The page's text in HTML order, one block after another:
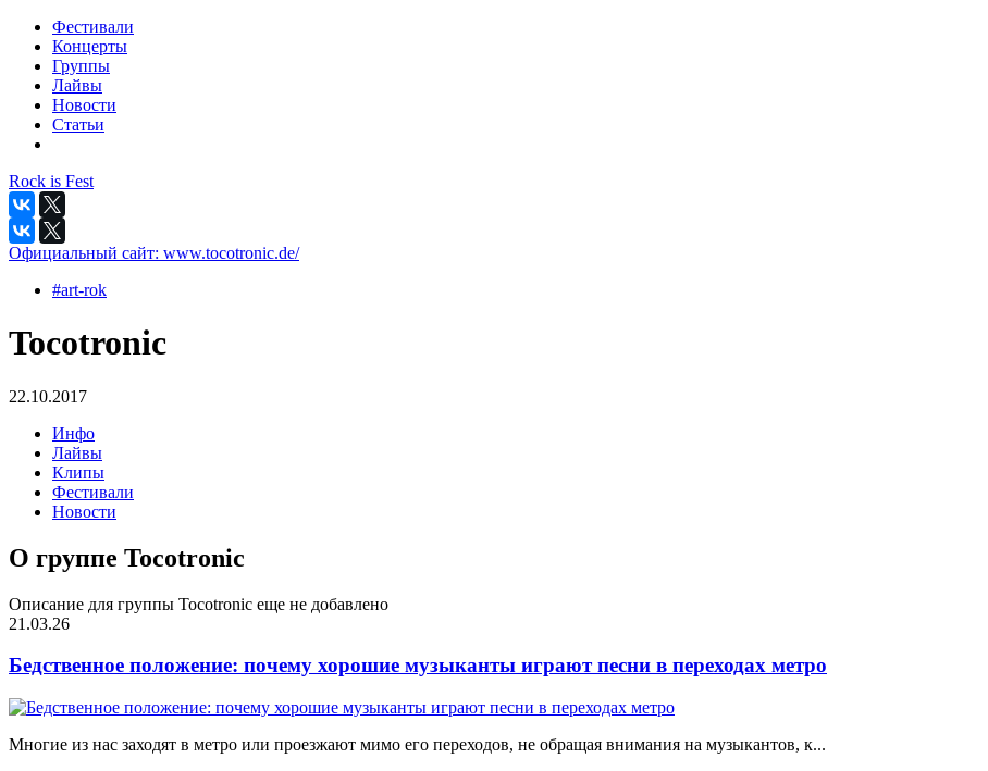
Фестивали
Концерты
Группы
Лайвы
Новости
Статьи
Rock is Fest
Официальный сайт: www.tocotronic.de/
#art-rok
Tocotronic
22.10.2017
Инфо
Лайвы
Клипы
Фестивали
Новости
О группе Tocotronic
Описание для группы Tocotronic еще не добавлено
21.03.26
Бедственное положение: почему хорошие музыканты играют песни в переходах метро
Многие из нас заходят в метро или проезжают мимо его переходов, не обращая внимания на музыкантов, к...